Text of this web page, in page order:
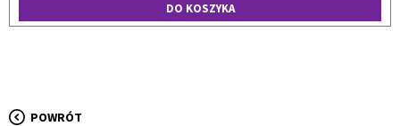
DO KOSZYKA
POWRÓT